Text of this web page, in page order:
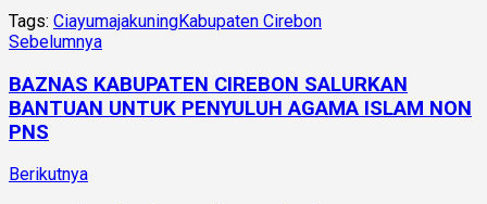
Tags: CiayumajakuningKabupaten Cirebon
Sebelumnya
BAZNAS KABUPATEN CIREBON SALURKAN
BANTUAN UNTUK PENYULUH AGAMA ISLAM NON
PNS
Berikutnya